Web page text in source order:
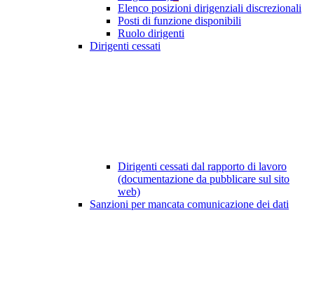
Elenco posizioni dirigenziali discrezionali
Posti di funzione disponibili
Ruolo dirigenti
Dirigenti cessati
Dirigenti cessati dal rapporto di lavoro
(documentazione da pubblicare sul sito
web)
Sanzioni per mancata comunicazione dei dati